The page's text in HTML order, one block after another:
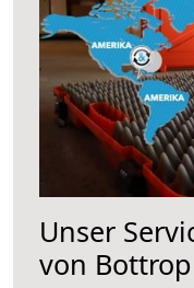
Unser
von